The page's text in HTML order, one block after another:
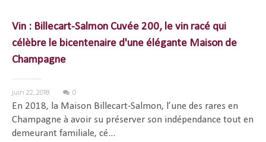
Vin : Billecart-Salmon Cuvée 200, le vin racé qui
célèbre le bicentenaire d'une élégante Maison de
Champagne
juin 22, 2018 0
En 2018, la Maison Billecart-Salmon, l’une des rares en
Champagne à avoir su préserver son indépendance tout en
demeurant familiale, cé...